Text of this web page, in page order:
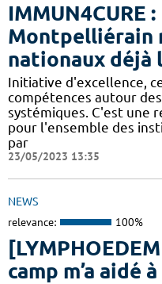
IMMUN4CURE :
Montpelliérain
nationaux déjà
Initiative d'excellence,
compétences autour
systémiques. C'est une
pour l'ensemble des
par
23/05/2023 13:35
NEWS
relevance: 100%
camp m’a aidé